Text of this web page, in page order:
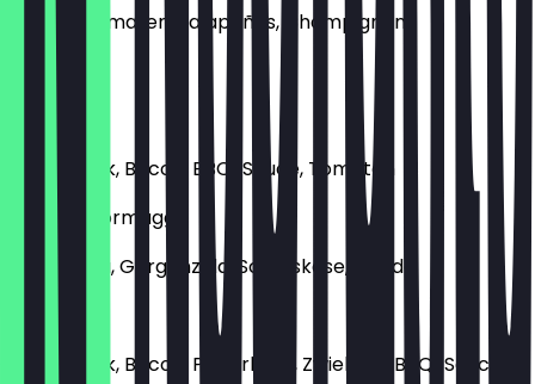
Frische Tomaten, Jalapeños, Champignons
€ 12,90
BBQ Beef
Rinderhack, Bacon, BBQ-Sauce, Tomaten
Quattro Formaggi
Mozzarella, Gorgonzola, Schafskäse, Gouda
Rinderhack, Bacon, Pfifferlinge, Zwiebeln, BBQ-Sauce